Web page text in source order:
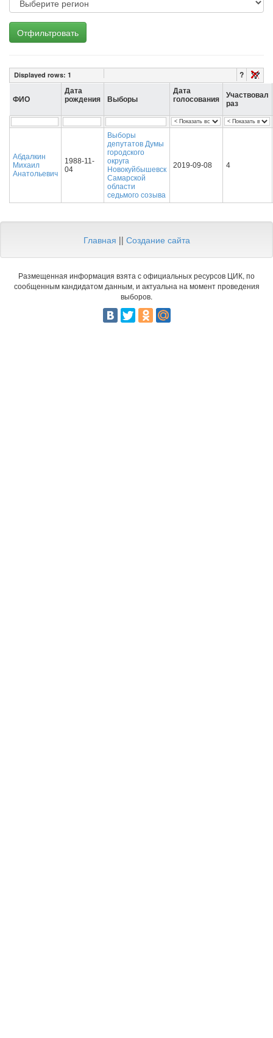
Отфильтровать
Displayed rows: 1 ?
ФИО
Дата
рождения
Выборы
Дата
голосования
Участвовал
раз
Абдалкин
Михаил
Анатольевич
1988-11-
04
Выборы
депутатов Думы
городского
округа
Новокуйбышевск
Самарской
области
седьмого созыва
2019-09-08 4
Главная || Создание сайта
Размещенная информация взята с официальных ресурсов ЦИК, по
сообщенным кандидатом данным, и актуальна на момент проведения
выборов.